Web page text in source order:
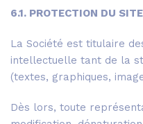
6.1. PROTECTION DU
La Société est titulaire
intellectuelle tant de la
(textes, graphiques,
Dès lors, toute